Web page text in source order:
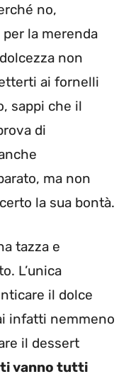
no,
la merenda
non
ai fornelli
sappi che il
di
ma non
la sua bontà.
tazza e
L’unica
il dolce
infatti nemmeno
il dessert
vanno tutti